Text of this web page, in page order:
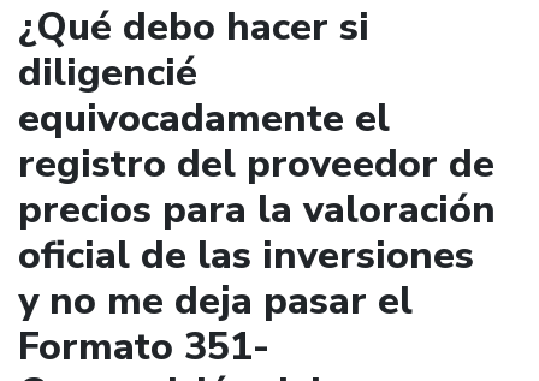
¿Qué debo hacer si
diligencié
equivocadamente el
registro del proveedor de
precios para la valoración
oficial de las inversiones
y no me deja pasar el
Formato 351-